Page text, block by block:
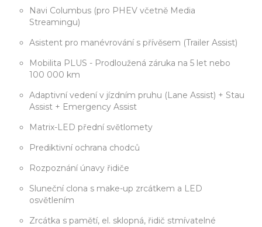
Navi Columbus (pro PHEV včetně Media
Streamingu)
Asistent pro manévrování s přívěsem (Trailer Assist)
Mobilita PLUS - Prodloužená záruka na 5 let nebo
100 000 km
Adaptivní vedení v jízdním pruhu (Lane Assist) + Stau
Assist + Emergency Assist
Matrix-LED přední světlomety
Prediktivní ochrana chodců
Rozpoznání únavy řidiče
Sluneční clona s make-up zrcátkem a LED
osvětlením
Zrcátka s pamětí, el. sklopná, řidič stmívatelné